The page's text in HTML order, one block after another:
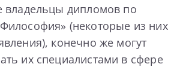
владельцы дипломов по
(некоторые из них
конечно же могут
их специалистами в сфере